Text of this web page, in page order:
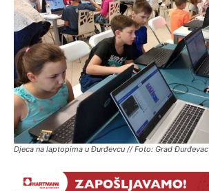
Djeca na laptopima u Đurđevcu // Foto: Grad Đurđevac